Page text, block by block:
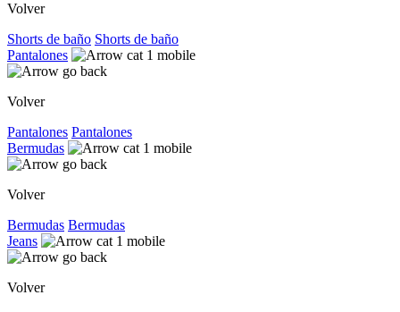
Volver
Shorts de baño Shorts de baño
Pantalones
Volver
Pantalones Pantalones
Bermudas
Volver
Bermudas Bermudas
Jeans
Volver